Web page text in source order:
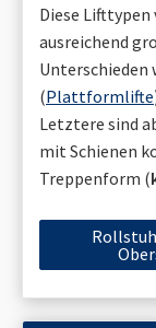
Diese
ausreichend
(Plattformlifte
Letztere sind
mit Schienen
Treppenform (